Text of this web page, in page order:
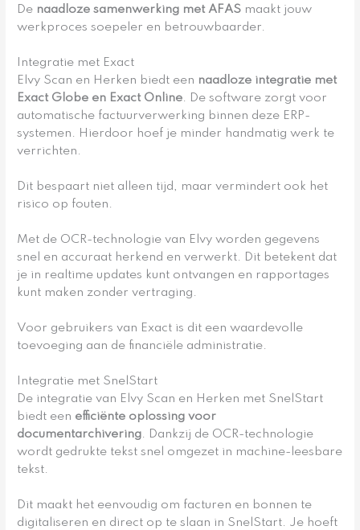
De naadloze samenwerking met AFAS maakt jouw
werkproces soepeler en betrouwbaarder.
Integratie met Exact
Elvy Scan en Herken biedt een naadloze integratie met
Exact Globe en Exact Online. De software zorgt voor
automatische factuurverwerking binnen deze ERP-
systemen. Hierdoor hoef je minder handmatig werk te
verrichten.
Dit bespaart niet alleen tijd, maar vermindert ook het
risico op fouten.
Met de OCR-technologie van Elvy worden gegevens
snel en accuraat herkend en verwerkt. Dit betekent dat
je in realtime updates kunt ontvangen en rapportages
kunt maken zonder vertraging.
Voor gebruikers van Exact is dit een waardevolle
toevoeging aan de financiële administratie.
Integratie met SnelStart
De integratie van Elvy Scan en Herken met SnelStart
biedt een efficiënte oplossing voor
documentarchivering. Dankzij de OCR-technologie
wordt gedrukte tekst snel omgezet in machine-leesbare
tekst.
Dit maakt het eenvoudig om facturen en bonnen te
digitaliseren en direct op te slaan in SnelStart. Je hoeft